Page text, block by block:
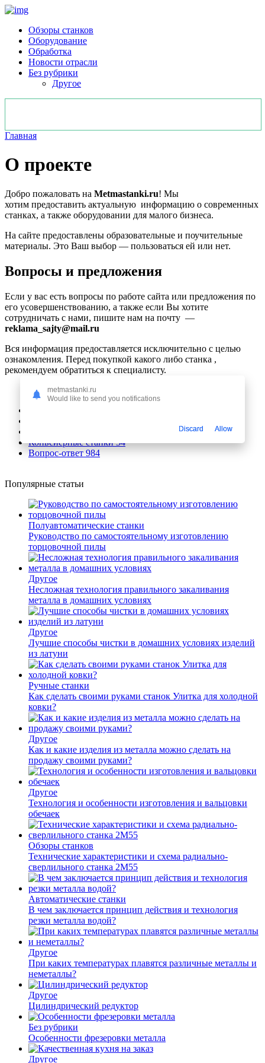
Обзоры станков
Оборудование
Обработка
Новости отрасли
Без рубрики
Другое
Главная
О проекте
Добро пожаловать на Metmastanki.ru! Мы
хотим предоставить актуальную информацию о современных
станках, а также оборудовании для малого бизнеса.
На сайте предоставлены образовательные и поучительные
материалы. Это Ваш выбор — пользоваться ей или нет.
Вопросы и предложения
Если у вас есть вопросы по работе сайта или предложения по
его усовершенствованию, а также если Вы хотите
сотрудничать с нами, пишите нам на почту —
reklama_sajty@mail.ru
Вся информация предоставляется исключительно с целью
ознакомления. Перед покупкой какого либо станка ,
рекомендуем обратиться к специалисту.
Конвейерные станки 34
Вопрос-ответ 984
Популярные статьи
Полуавтоматические станки
Руководство по самостоятельному изготовлению
торцовочной пилы
Другое
Несложная технология правильного закаливания
металла в домашних условиях
Другое
Лучшие способы чистки в домашних условиях изделий
из латуни
Ручные станки
Как сделать своими руками станок Улитка для холодной
ковки?
Другое
Как и какие изделия из металла можно сделать на
продажу своими руками?
Другое
Технология и особенности изготовления и вальцовки
обечаек
Обзоры станков
Технические характеристики и схема радиально-
сверлильного станка 2М55
Автоматические станки
В чем заключается принцип действия и технология
резки металла водой?
Другое
При каких температурах плавятся различные металлы и
неметаллы?
Другое
Цилиндрический редуктор
Без рубрики
Особенности фрезеровки металла
Другое
metmastanki.ru
Would like to send you notifications
Discard Allow